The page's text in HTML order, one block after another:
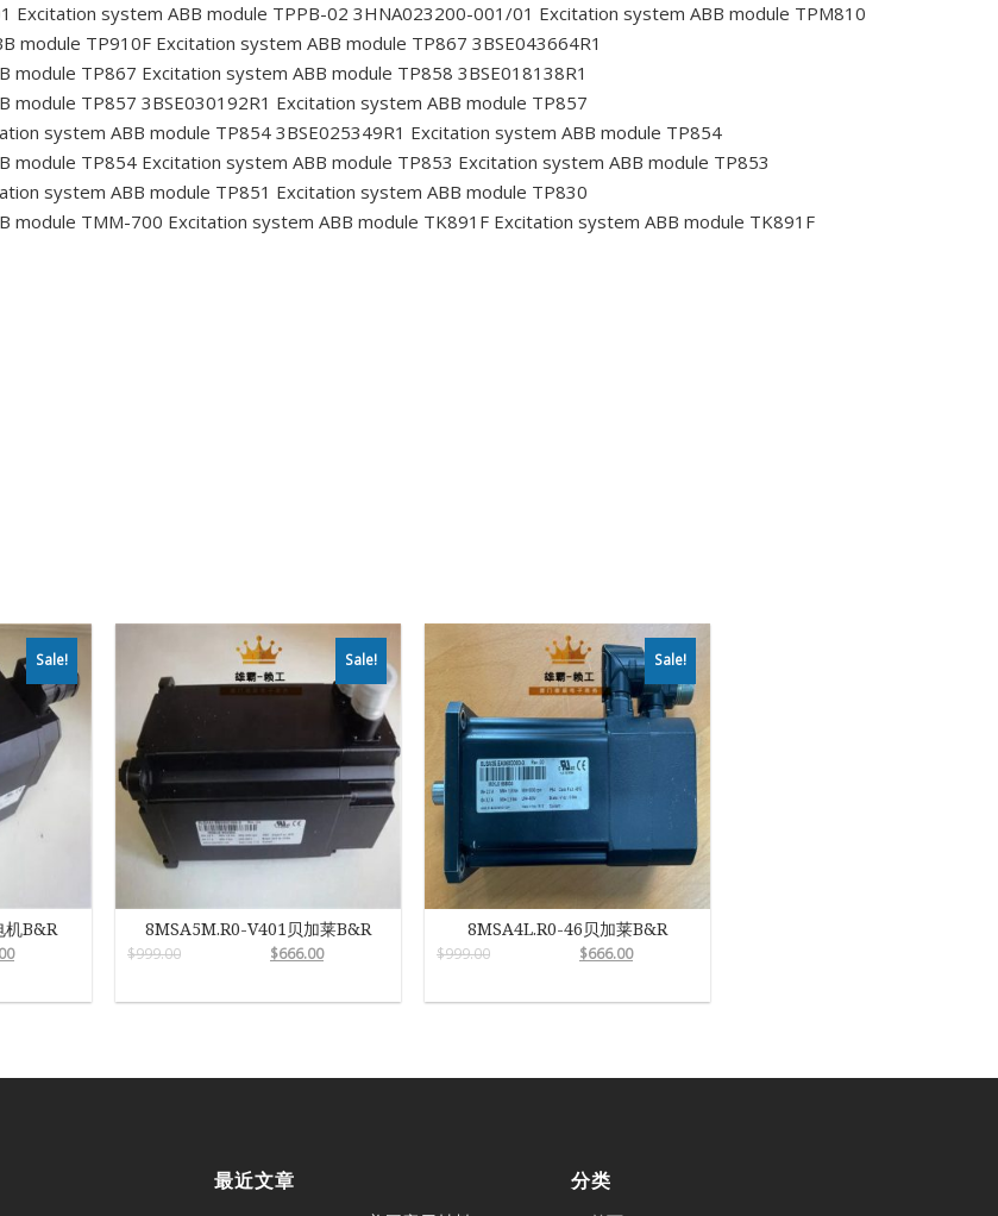
Excitation system ABB module TPPB-02 3HNA023200-001/01 Excitation system ABB module TPM810
module TP910F Excitation system ABB module TP867 3BSE043664R1
module TP867 Excitation system ABB module TP858 3BSE018138R1
module TP857 3BSE030192R1 Excitation system ABB module TP857
system ABB module TP854 3BSE025349R1 Excitation system ABB module TP854
module TP854 Excitation system ABB module TP853 Excitation system ABB module TP853
system ABB module TP851 Excitation system ABB module TP830
module TMM-700 Excitation system ABB module TK891F Excitation system ABB module TK891F
Sale!
机B&R
Sale!
8MSA5M.R0-V401贝加莱B&R
$999.00 $666.00
Sale!
8MSA4L.R0-46贝加莱B&R
$999.00 $666.00
最近文章 分类